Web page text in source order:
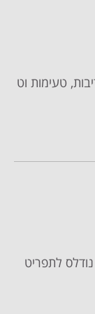
נדיבות, טעימות וט
לתפריט